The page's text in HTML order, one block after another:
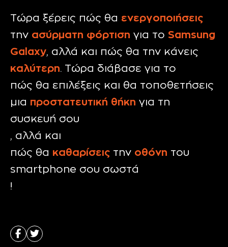
Τώρα ξέρεις πώς θα ενεργοποιήσεις
την ασύρματη φόρτιση για το Samsung
Galaxy, αλλά και πώς θα την κάνεις
καλύτερη. Τώρα διάβασε για το
πώς θα επιλέξεις και θα τοποθετήσεις
μια προστατευτική θήκη για τη
συσκευή σου
, αλλά και
πώς θα καθαρίσειςτην οθόνη του
smartphone σου σωστά
!